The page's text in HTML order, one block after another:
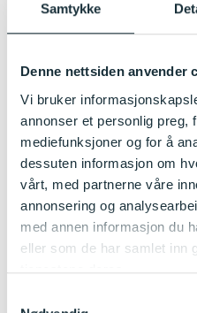
Samtykke
Denne nettsiden anvender
Vi bruker
annonser et personlig preg,
mediefunksjoner og for å
dessuten informasjon om
vårt, med partnerne våre
annonsering og
med annen informasjon du
eller som de har samlet inn
tjenestene deres.